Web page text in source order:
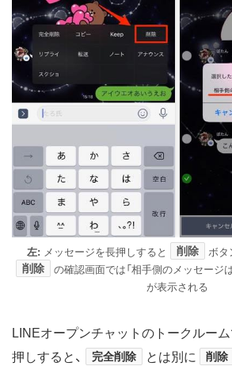
左: メッセージを長押しすると 削除 ボタ
削除
の確認画面では「相手側のメッセージ
が表示される
LINEオープンチャットのトークルー
押しすると、
完全削除 とは別に 削除